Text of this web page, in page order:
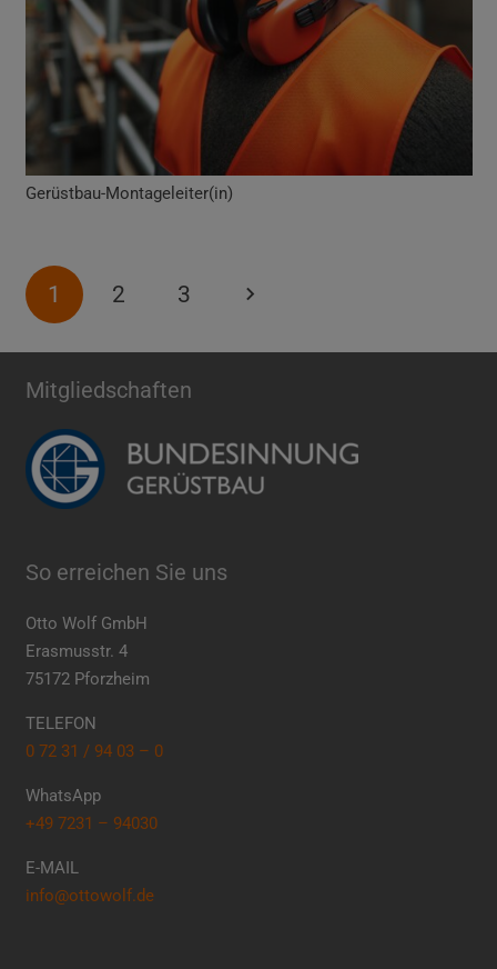
Gerüstbau-Montageleiter(in)
1 2 3
Mitgliedschaften
So erreichen Sie uns
Otto Wolf GmbH
Erasmusstr. 4
75172 Pforzheim
TELEFON
0 72 31 / 94 03 – 0
WhatsApp
+49 7231 – 94030
E-MAIL
info@ottowolf.de